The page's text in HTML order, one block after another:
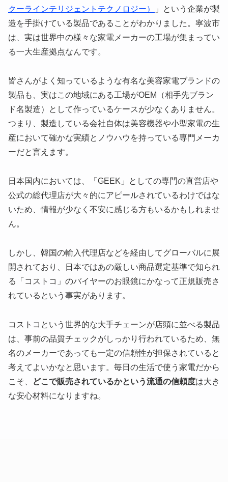
クーラインテリジェントテクノロジー）
」という企業が製
造を手掛けている製品であることがわかりました。寧波市
は、実は世界中の様々な家電メーカーの工場が集まってい
る一大生産拠点なんです。
皆さんがよく知っているような有名な美容家電ブランドの
製品も、実はこの地域にある工場がOEM（相手先ブラン
ド名製造）として作っているケースが少なくありません。
つまり、製造している会社自体は美容機器や小型家電の生
産において確かな実績とノウハウを持っている専門メーカ
ーだと言えます。
日本国内においては、「GEEK」としての専門の直営店や
公式の総代理店が大々的にアピールされているわけではな
いため、情報が少なく不安に感じる方もいるかもしれませ
ん。
しかし、韓国の輸入代理店などを経由してグローバルに展
開されており、日本ではあの厳しい商品選定基準で知られ
る「コストコ」のバイヤーのお眼鏡にかなって正規販売さ
れているという事実があります。
コストコという世界的な大手チェーンが店頭に並べる製品
は、事前の品質チェックがしっかり行われているため、無
名のメーカーであっても一定の信頼性が担保されていると
考えてよいかなと思います。毎日の生活で使う家電だから
こそ、
どこで販売されているかという流通の信頼度は大き
な安心材料になりますね。